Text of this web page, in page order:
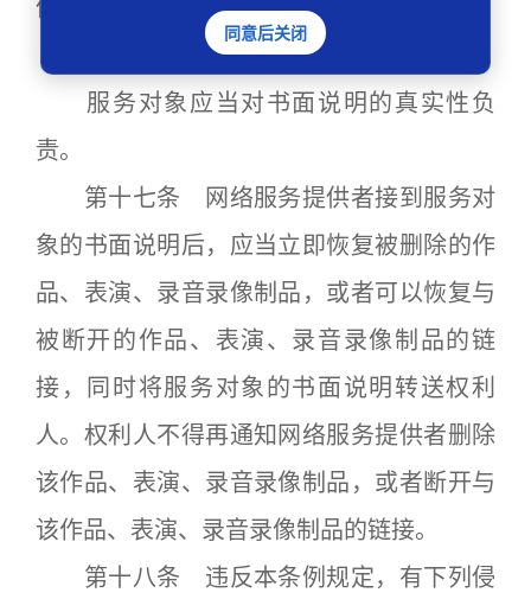
像制品的名称和网络地址；
（三）不构成侵权的初步证明材料。
服务对象应当对书面说明的真实性负
责。
第十七条 网络服务提供者接到服务对
象的书面说明后，应当立即恢复被删除的作
品、表演、录音录像制品，或者可以恢复与
被断开的作品、表演、录音录像制品的链
接，同时将服务对象的书面说明转送权利
人。权利人不得再通知网络服务提供者删除
该作品、表演、录音录像制品，或者断开与
该作品、表演、录音录像制品的链接。
第十八条 违反本条例规定，有下列侵
同意后关闭